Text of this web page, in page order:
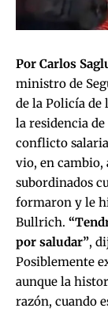
Por Carlos
ministro de
de la Policía de
la residencia
conflicto
vio, en cambio,
subordinados
formaron y le
Bullrich.
por saludar”,
Posiblemente
aunque la
razón, cuando